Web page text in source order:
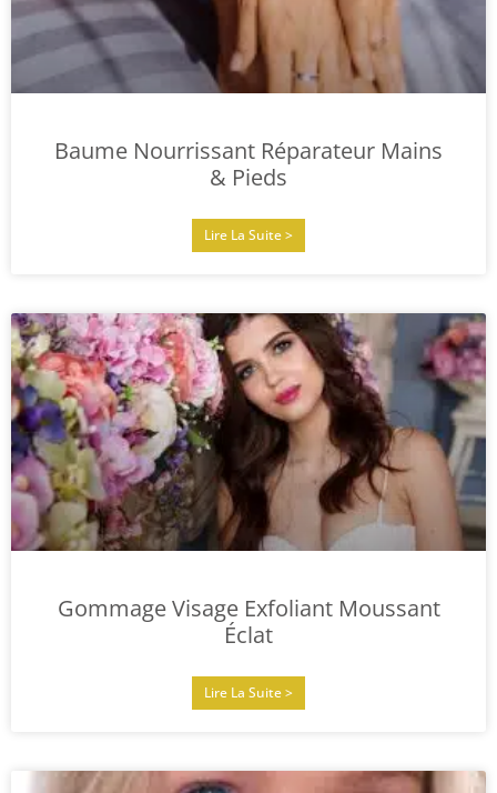
Baume Nourrissant Réparateur Mains
& Pieds
Lire La Suite >
Gommage Visage Exfoliant Moussant
Éclat
Lire La Suite >